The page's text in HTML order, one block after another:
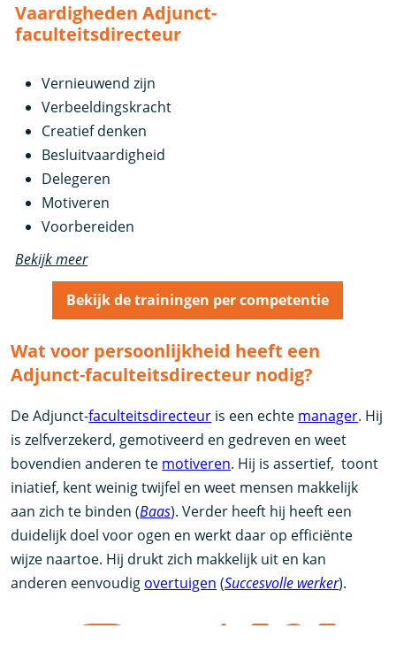
Vaardigheden Adjunct-
faculteitsdirecteur
Vernieuwend zijn
Verbeeldingskracht
Creatief denken
Besluitvaardigheid
Delegeren
Motiveren
Voorbereiden
Bekijk meer
Bekijk de trainingen per competentie
Wat voor persoonlijkheid heeft een
Adjunct-faculteitsdirecteur nodig?
De Adjunct-faculteitsdirecteur is een echte manager. Hij
is zelfverzekerd, gemotiveerd en gedreven en weet
bovendien anderen te motiveren. Hij is assertief, toont
iniatief, kent weinig twijfel en weet mensen makkelijk
aan zich te binden (Baas). Verder heeft hij heeft een
duidelijk doel voor ogen en werkt daar op efficiënte
wijze naartoe. Hij drukt zich makkelijk uit en kan
anderen eenvoudig overtuigen (Succesvolle werker).